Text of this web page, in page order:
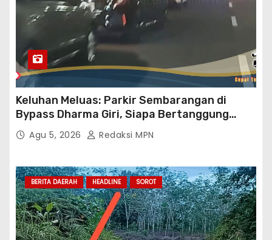
Keluhan Meluas: Parkir Sembarangan di
Bypass Dharma Giri, Siapa Bertanggung
Jawab?
Agu 5, 2026 Redaksi MPN
BERITA DAERAH HEADLINE SOROT